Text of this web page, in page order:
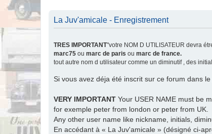
La Juv'amicale - Enregistrement
TRES IMPORTANT"votre NOM D UTILISATEUR devra
marc75 ou marc de paris ou marc de france.
tout autre nom d utilisateur comme un diminutif , des
Si vous avez déja été inscrit sur ce forum dans
VERY IMPORTANT Your USER NAME must be
for exemple peter from london or peter from UK.
Any other user name like nickname, initials,
En accédant à « La Juv'amicale » (désigné ci-